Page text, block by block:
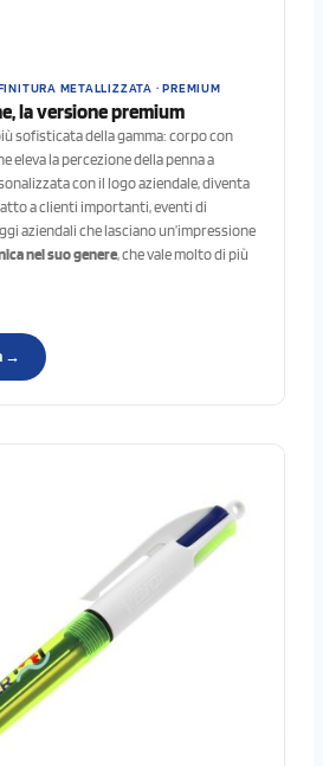
METALLIZZATA · PREMIUM
la versione premium
sofisticata della gamma: corpo con
eleva la percezione della penna a
con il logo aziendale, diventa
a clienti importanti, eventi di
aziendali che lasciano un’impressione
nel suo genere, che vale molto di più
→